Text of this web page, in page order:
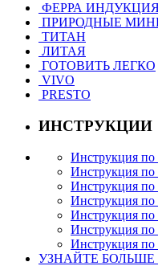
ФЕРРА
ПРИРОДНЫЕ
ТИТАН
ЛИТАЯ
ГОТОВИТЬ ЛЕГКО
VIVO
PRESTO
ИНСТРУКЦИИ
Инструкция по
Инструкция по
Инструкция по
Инструкция по
Инструкция по
Инструкция по
Инструкция по
УЗНАЙТЕ